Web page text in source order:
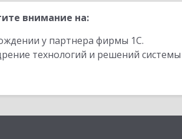
внимание на:
у партнера фирмы 1С.
технологий и решений